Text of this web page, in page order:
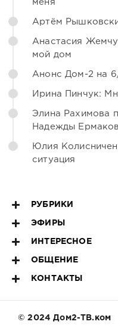
меня
Артём
Анастасия
мой дом
Анонс Дом-2 на
Ирина Пинчук:
Элина Рахимова
Надежды
Юлия
ситуация
РУБРИКИ
ЭФИРЫ
ИНТЕРЕСНОЕ
ОБЩЕНИЕ
КОНТАКТЫ
© 2024 Дом2-ТВ.ком